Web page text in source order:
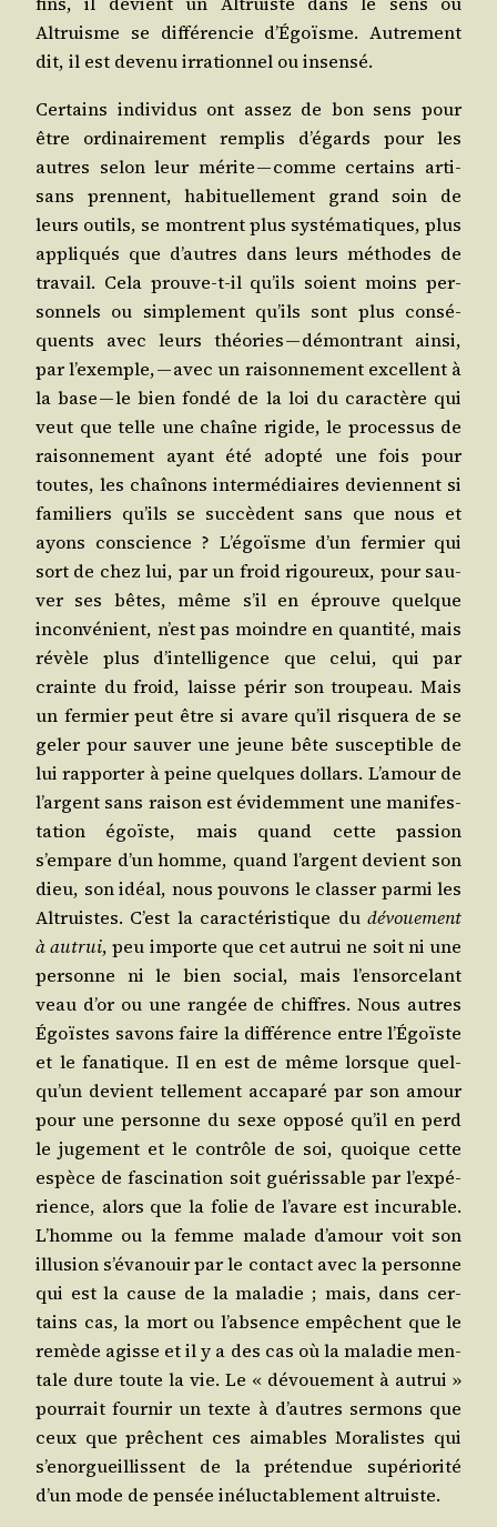
Altruisme se dif­fé­ren­cie d’É­goïsme. Autre­ment
dit, il est deve­nu irra­tion­nel ou insensé.
Cer­tains indi­vi­dus ont assez de bon sens pour
être ordi­nai­re­ment rem­plis d’é­gards pour les
autres selon leur mérite — comme cer­tains arti­
sans prennent, habi­tuel­le­ment grand soin de
leurs outils, se montrent plus sys­té­ma­tiques, plus
appli­qués que d’autres dans leurs méthodes de
tra­vail. Cela prouve-t-il qu’ils soient moins per­
son­nels ou sim­ple­ment qu’ils sont plus consé­
quents avec leurs théo­ries — démon­trant ain­si,
par l’exemple, — avec un rai­son­ne­ment excellent à
la base — le bien fon­dé de la loi du carac­tère qui
veut que telle une chaîne rigide, le pro­ces­sus de
rai­son­ne­ment ayant été adop­té une fois pour
toutes, les chaî­nons inter­mé­diaires deviennent si
fami­liers qu’ils se suc­cèdent sans que nous et
ayons conscience ? L’é­goïsme d’un fer­mier qui
sort de chez lui, par un froid rigou­reux, pour sau­
ver ses bêtes, même s’il en éprouve quelque
incon­vé­nient, n’est pas moindre en quan­ti­té, mais
révèle plus d’in­tel­li­gence que celui, qui par
crainte du froid, laisse périr son trou­peau. Mais
un fer­mier peut être si avare qu’il ris­que­ra de se
geler pour sau­ver une jeune bête sus­cep­tible de
lui rap­por­ter à peine quelques dol­lars. L’a­mour de
l’argent sans rai­son est évi­dem­ment une mani­fes­
ta­tion égoïste, mais quand cette pas­sion
s’empare d’un homme, quand l’argent devient son
dieu, son idéal, nous pou­vons le clas­ser par­mi les
Altruistes. C’est la carac­té­ris­tique du dévoue­ment
à autrui, peu importe que cet autrui ne soit ni une
per­sonne ni le bien social, mais l’en­sor­ce­lant
veau d’or ou une ran­gée de chiffres. Nous autres
Égoïstes savons faire la dif­fé­rence entre l’É­goïste
et le fana­tique. Il en est de même lorsque quel­
qu’un devient tel­le­ment acca­pa­ré par son amour
pour une per­sonne du sexe oppo­sé qu’il en perd
le juge­ment et le contrôle de soi, quoique cette
espèce de fas­ci­na­tion soit gué­ris­sable par l’ex­pé­
rience, alors que la folie de l’a­vare est incu­rable.
L’homme ou la femme malade d’a­mour voit son
illu­sion s’é­va­nouir par le contact avec la per­sonne
qui est la cause de la mala­die ; mais, dans cer­
tains cas, la mort ou l’ab­sence empêchent que le
remède agisse et il y a des cas où la mala­die men­
tale dure toute la vie. Le « dévoue­ment à autrui »
pour­rait four­nir un texte à d’autres ser­mons que
ceux que prêchent ces aimables Mora­listes qui
s’e­nor­gueillissent de la pré­ten­due supé­rio­ri­té
d’un mode de pen­sée iné­luc­ta­ble­ment altruiste.